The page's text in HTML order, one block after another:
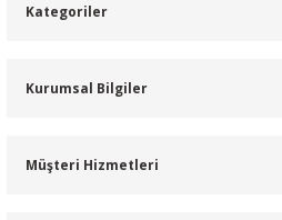
Kategoriler
Kurumsal Bilgiler
Müşteri Hizmetleri